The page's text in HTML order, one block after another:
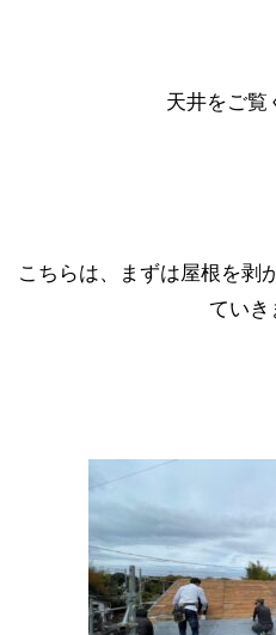
天井をご覧
こちらは、まずは屋根を剥
ていき